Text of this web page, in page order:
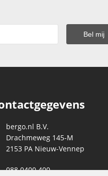
bergo.nl B.V.
Drachmeweg 145-M
2153 PA Nieuw-Vennep
088 0400 400